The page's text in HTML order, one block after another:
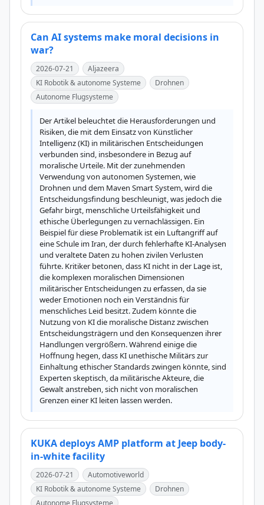
Can AI systems make moral decisions in
war?
2026-07-21
Aljazeera
KI Robotik & autonome Systeme
Drohnen
Autonome Flugsysteme
Der Artikel beleuchtet die Herausforderungen und
Risiken, die mit dem Einsatz von Künstlicher
Intelligenz (KI) in militärischen Entscheidungen
verbunden sind, insbesondere in Bezug auf
moralische Urteile. Mit der zunehmenden
Verwendung von autonomen Systemen, wie
Drohnen und dem Maven Smart System, wird die
Entscheidungsfindung beschleunigt, was jedoch die
Gefahr birgt, menschliche Urteilsfähigkeit und
ethische Überlegungen zu vernachlässigen. Ein
Beispiel für diese Problematik ist ein Luftangriff auf
eine Schule im Iran, der durch fehlerhafte KI-Analysen
und veraltete Daten zu hohen zivilen Verlusten
führte. Kritiker betonen, dass KI nicht in der Lage ist,
die komplexen moralischen Dimensionen
militärischer Entscheidungen zu erfassen, da sie
weder Emotionen noch ein Verständnis für
menschliches Leid besitzt. Zudem könnte die
Nutzung von KI die moralische Distanz zwischen
Entscheidungsträgern und den Konsequenzen ihrer
Handlungen vergrößern. Während einige die
Hoffnung hegen, dass KI unethische Militärs zur
Einhaltung ethischer Standards zwingen könnte, sind
Experten skeptisch, da militärische Akteure, die
Gewalt anstreben, sich nicht von moralischen
Grenzen einer KI leiten lassen werden.
KUKA deploys AMP platform at Jeep body-
in-white facility
2026-07-21
Automotiveworld
KI Robotik & autonome Systeme
Drohnen
Autonome Flugsysteme